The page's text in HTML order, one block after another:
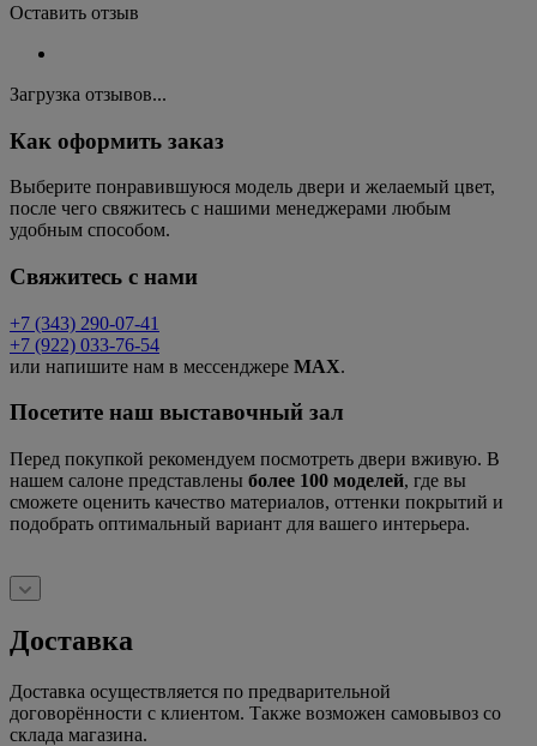
Оставить отзыв
Загрузка отзывов...
Как оформить заказ
Выберите понравившуюся модель двери и желаемый цвет,
после чего свяжитесь с нашими менеджерами любым
удобным способом.
Свяжитесь с нами
+7 (343) 290-07-41
+7 (922) 033-76-54
или напишите нам в мессенджере MAX.
Посетите наш выставочный зал
Перед покупкой рекомендуем посмотреть двери вживую. В
нашем салоне представлены более 100 моделей, где вы
сможете оценить качество материалов, оттенки покрытий и
подобрать оптимальный вариант для вашего интерьера.
Доставка
Доставка осуществляется по предварительной
договорённости с клиентом. Также возможен самовывоз со
склада магазина.